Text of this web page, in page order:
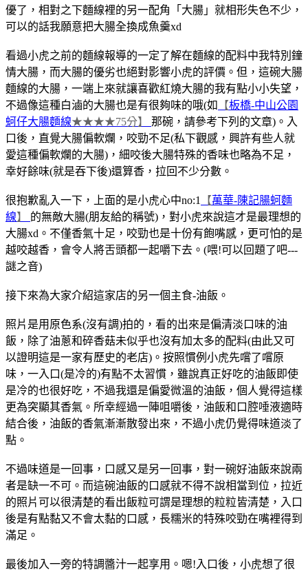
優了，相對之下麵線裡的另一配角「大腸」就相形失色不少，
可以的話我願意把大腸全換成魚羹xd
看過小虎之前的麵線報導的一定了解在麵線的配料中我特別鐘
情大腸，而大腸的優劣也絕對影響小虎的評價。但，這碗大腸
麵線的大腸，一端上來就讓喜歡紅燒大腸的我有點小小失望，
不過像這種白滷的大腸也是有很夠味的哦(如
【板橋-中山公園
蚵仔大腸麵線★★★★75分】 那碗，請參考下列的文章)。入
口後，直覺大腸偏軟爛，咬勁不足(私下觀感，興許有些人就
愛這種偏軟爛的大腸)，細咬後大腸特殊的香味也略為不足，
幸好餘味(就是吞下後)還算香，拉回不少分數。
很抱歉亂入一下，上面的是小虎心中no:1 【萬華-陳記腸蚵麵
線】 的無敵大腸(朋友給的稱號)，對小虎來說這才是最理想的
大腸xd。不僅香氣十足，咬勁也是十份有飽嘴感，更可怕的是
越咬越香，會令人將舌頭都一起嚼下去。(喂!可以回題了吧---
謎之音)
接下來為大家介紹這家店的另一個主食-油飯。
照片是用原色系(沒有調)拍的，看的出來是偏清淡口味的油
飯，除了油蔥和碎香菇未似乎也沒有加太多的配料(由此又可
以證明這是一家有歷史的老店)。按照慣例小虎先嚐了嚐原
味，一入口(是冷的)有點不太習慣，雖說真正好吃的油飯即使
是冷的也很好吃，不過我還是偏愛微溫的油飯，個人覺得這樣
更為突顯其香氣。所幸經過一陣咀嚼後，油飯和口腔唾液適時
結合後，油飯的香氣漸漸散發出來，不過小虎仍覺得味道淡了
點。
不過味道是一回事，口感又是另一回事，對一碗好油飯來說兩
者是缺一不可。而這碗油飯的口感就不得不說相當到位，拉近
的照片可以很清楚的看出飯粒可謂是理想的粒粒皆清楚，入口
後是有點黏又不會太黏的口感，長糯米的特殊咬勁在嘴裡得到
滿足。
最後加入一旁的特調醬汁一起享用。嗯!入口後，小虎想了很